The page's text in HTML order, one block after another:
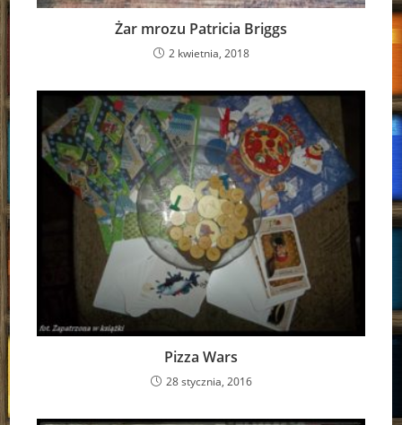
Żar mrozu Patricia Briggs
2 kwietnia, 2018
Pizza Wars
28 stycznia, 2016